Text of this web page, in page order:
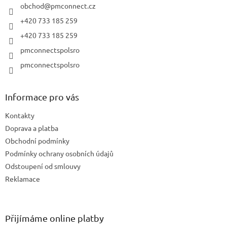
obchod@pmconnect.cz
+420 733 185 259
+420 733 185 259
pmconnectspolsro
pmconnectspolsro
Informace pro vás
Kontakty
Doprava a platba
Obchodní podmínky
Podmínky ochrany osobních údajů
Odstoupení od smlouvy
Reklamace
Přijímáme online platby